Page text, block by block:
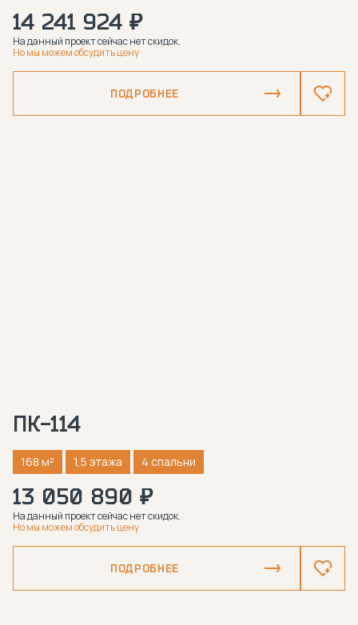
14 241 924 ₽
На данный проект сейчас нет скидок.
Но мы можем обсудить цену
ПОДРОБНЕЕ
ПК-114
168 м² 1,5 этажа 4 спальни
13 050 890 ₽
На данный проект сейчас нет скидок.
Но мы можем обсудить цену
ПОДРОБНЕЕ